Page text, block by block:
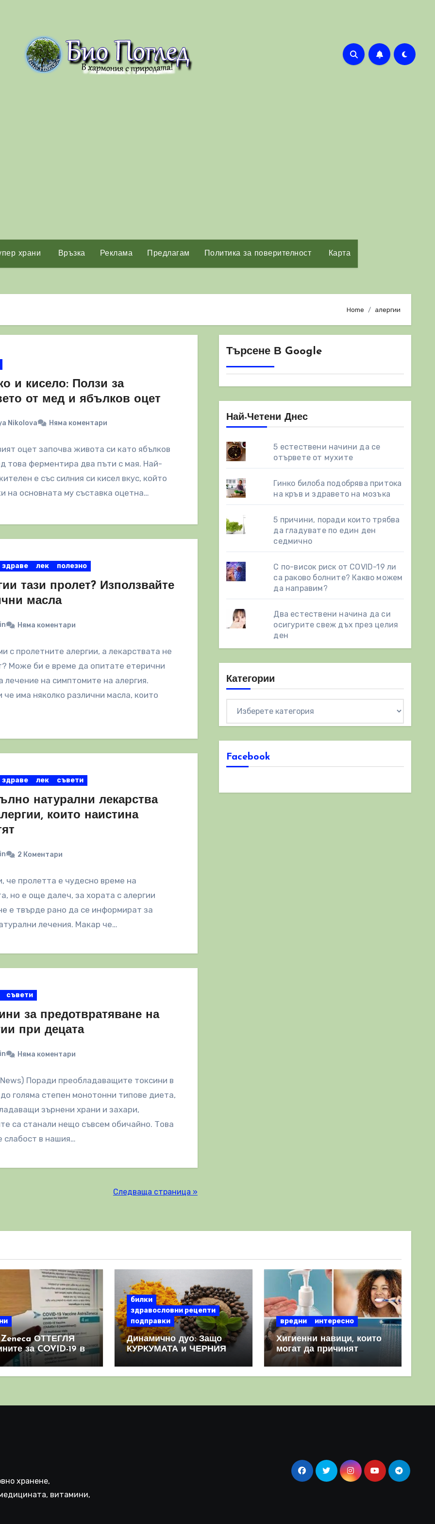
храни Връзка Реклама Предлагам Политика за поверителност Карта
Home алергии
и кисело: Ползи за
от мед и ябълков оцет
Nikolova Няма коментари
оцет започва живота си като ябълков
това ферментира два пъти с мая. Най-
е със силния си кисел вкус, който
на основната му съставка оцетна…
здраве лек полезно
тази пролет? Използвайте
масла
Няма коментари
с пролетните алергии, а лекарствата не
Може би е време да опитате етерични
лечение на симптомите на алергия.
че има няколко различни масла, които
здраве лек съвети
натурални лекарства
които наистина
2 Коментари
че пролетта е чудесно време на
но е още далеч, за хората с алергии
е твърде рано да се информират за
лечения. Макар че…
съвети
за предотвратяване на
при децата
Няма коментари
Поради преобладаващите токсини в
голяма степен монотонни типове диета,
зърнени храни и захари,
са станали нещо съвсем обичайно. Това
слабост в нашия…
Следваща страница »
Търсене В Google
Най-Четени Днес
5 естествени начини да се
отървете от мухите
Гинко билоба подобрява притока
на кръв и здравето на мозъка
5 причини, поради които трябва
да гладувате по един ден
седмично
С по-висок риск от COVID-19 ли
са раково болните? Какво можем
да направим?
Два естествени начинa да си
осигурите свеж дъх през целия
ден
Категории
Facebook
ОТТЕГЛЯ
за COVID-19 в
мащаб, след
че те
билки
здравословни рецепти
подправки
Динамично дуо: Защо
КУРКУМАТА и ЧЕРНИЯ
комбинация
вредни интересно
Хигиенни навици, които
могат да причинят
повече вреда, отколкото
полза
хранене,
витамини,